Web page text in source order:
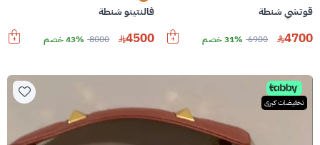
قوتشي شنطة
4700
6900 31% خصم
فالنتينو شنطة
4500
8000 43% خصم
تخفيضات كبرى